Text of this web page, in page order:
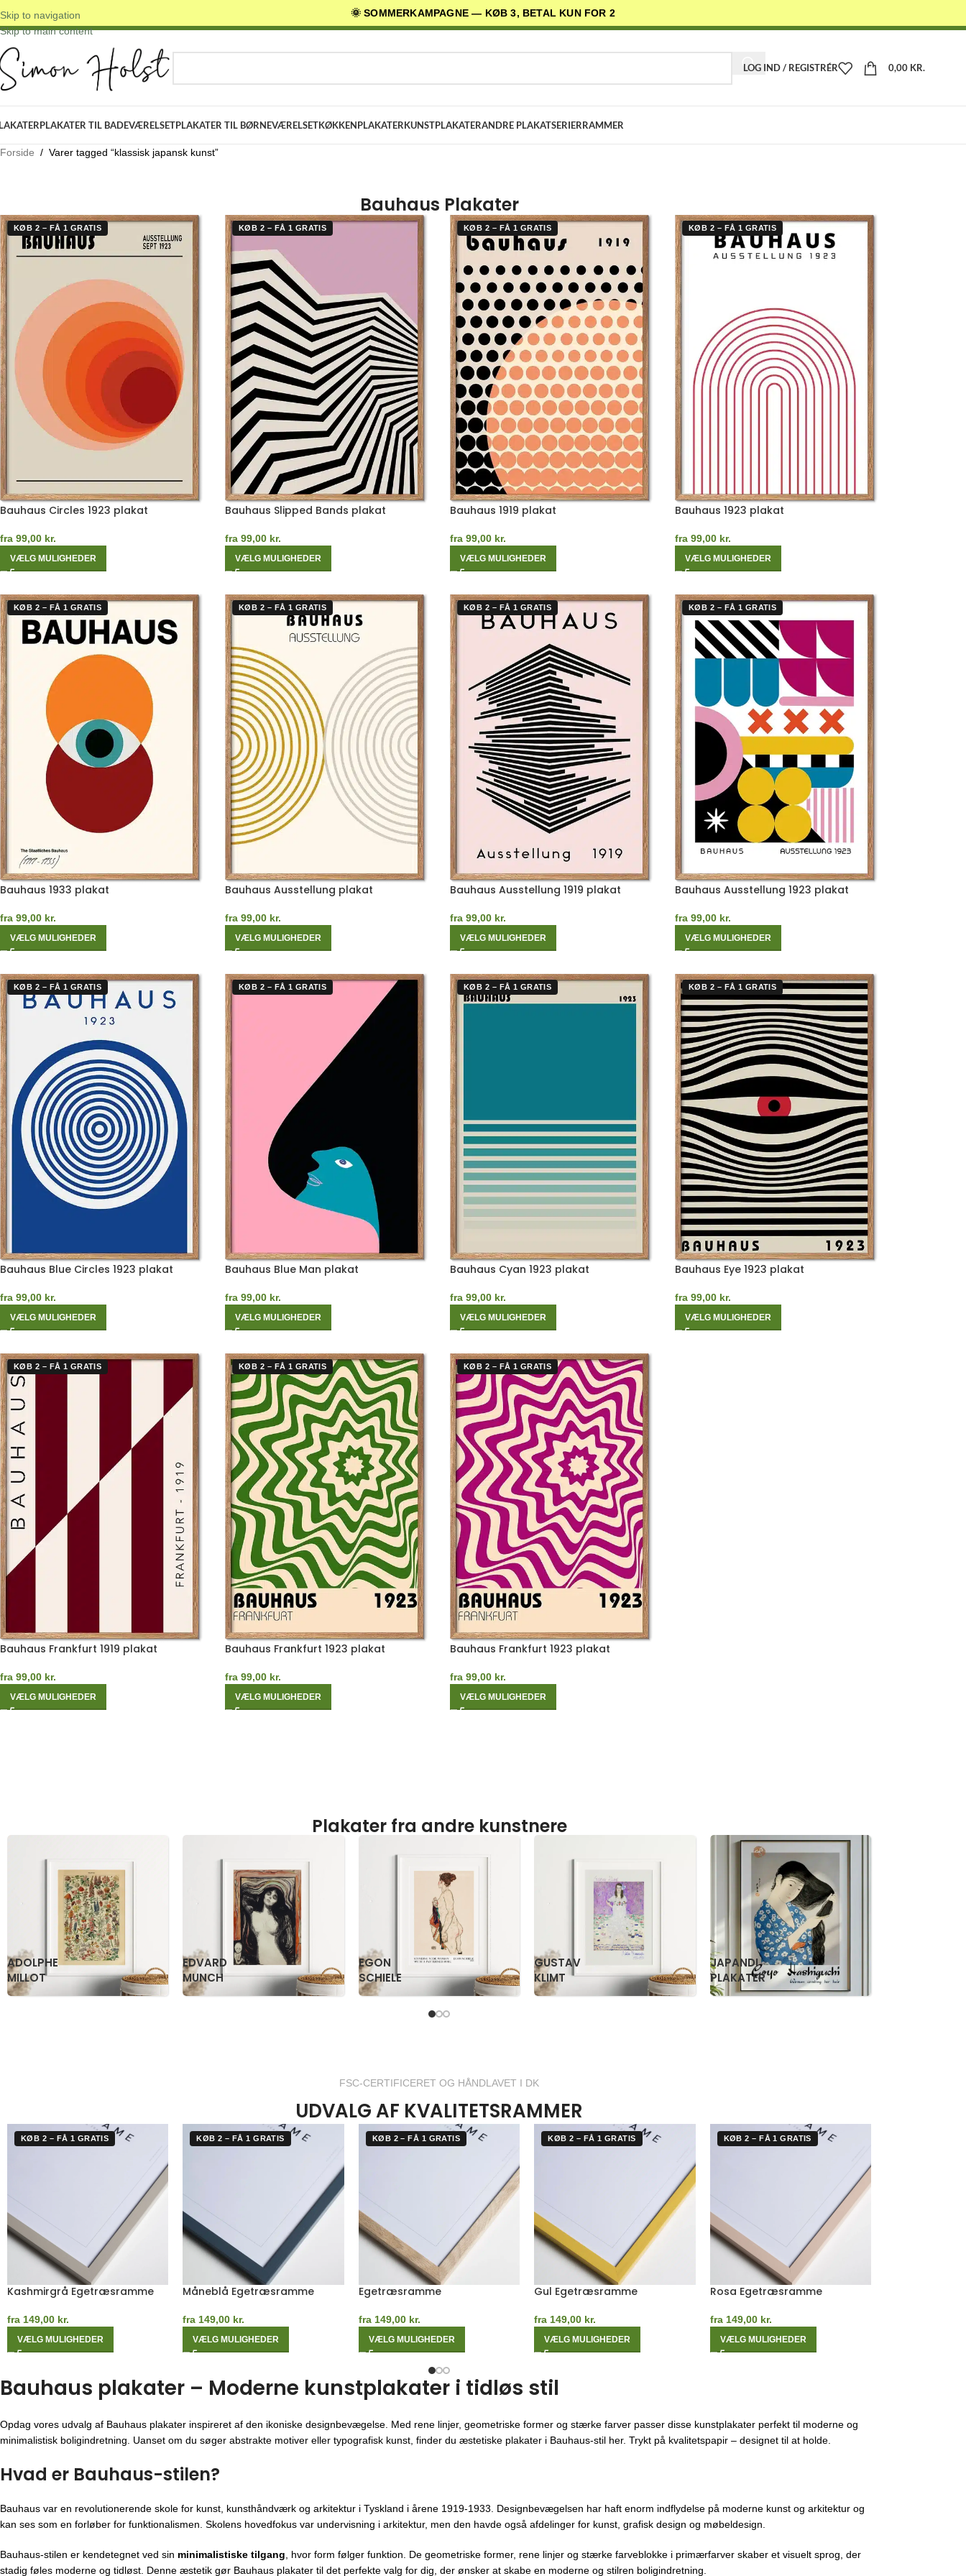
🌞 SOMMERKAMPAGNE — KØB 3, BETAL KUN FOR 2
Skip to navigation
Skip to main content
ORIGINALE DESIGNS ✓ 3-5 DAGES LEVERING ✓ 30 DAGES RETURRET ★ 4,5/5 PÅ TRUSTPILOT
LOG IND / REGISTRÉR 0,00 KR.
PLAKATER TIL BADEVÆRELSETPLAKATER TIL BØRNEVÆRELSETKØKKENPLAKATERKUNSTPLAKATERANDRE PLAKATSERIERRAMMER
Forside / Varer tagged “klassisk japansk kunst”
Bauhaus Plakater
KØB 2 – FÅ 1 GRATIS
Bauhaus Circles 1923 plakat
fra 99,00 kr.
VÆLG MULIGHEDER
KØB 2 – FÅ 1 GRATIS
Bauhaus Slipped Bands plakat
fra 99,00 kr.
VÆLG MULIGHEDER
KØB 2 – FÅ 1 GRATIS
Bauhaus 1919 plakat
fra 99,00 kr.
VÆLG MULIGHEDER
KØB 2 – FÅ 1 GRATIS
Bauhaus 1923 plakat
fra 99,00 kr.
VÆLG MULIGHEDER
KØB 2 – FÅ 1 GRATIS
Bauhaus 1933 plakat
fra 99,00 kr.
VÆLG MULIGHEDER
KØB 2 – FÅ 1 GRATIS
Bauhaus Ausstellung plakat
fra 99,00 kr.
VÆLG MULIGHEDER
KØB 2 – FÅ 1 GRATIS
Bauhaus Ausstellung 1919 plakat
fra 99,00 kr.
VÆLG MULIGHEDER
KØB 2 – FÅ 1 GRATIS
Bauhaus Ausstellung 1923 plakat
fra 99,00 kr.
VÆLG MULIGHEDER
KØB 2 – FÅ 1 GRATIS
Bauhaus Blue Circles 1923 plakat
fra 99,00 kr.
VÆLG MULIGHEDER
KØB 2 – FÅ 1 GRATIS
Bauhaus Blue Man plakat
fra 99,00 kr.
VÆLG MULIGHEDER
KØB 2 – FÅ 1 GRATIS
Bauhaus Cyan 1923 plakat
fra 99,00 kr.
VÆLG MULIGHEDER
KØB 2 – FÅ 1 GRATIS
Bauhaus Eye 1923 plakat
fra 99,00 kr.
VÆLG MULIGHEDER
KØB 2 – FÅ 1 GRATIS
Bauhaus Frankfurt 1919 plakat
fra 99,00 kr.
VÆLG MULIGHEDER
KØB 2 – FÅ 1 GRATIS
Bauhaus Frankfurt 1923 plakat
fra 99,00 kr.
VÆLG MULIGHEDER
KØB 2 – FÅ 1 GRATIS
Bauhaus Frankfurt 1923 plakat
fra 99,00 kr.
VÆLG MULIGHEDER
Plakater fra andre kunstnere
KATSUSHIKA
HOKUSAI
OGAWA
KAZUMASA
PAUL
KLEE
PS
KRØYER
RETRO
PLAKATER
FSC-CERTIFICERET OG HÅNDLAVET I DK
UDVALG AF KVALITETSRAMMER
KØB 2 – FÅ 1 GRATIS
Blå Egetræsramme
fra 149,00 kr.
VÆLG MULIGHEDER
KØB 2 – FÅ 1 GRATIS
Orange Egetræsramme
fra149,00 kr.
VÆLG MULIGHEDER
KØB 2 – FÅ 1 GRATIS
Grøn Egetræsramme
fra 149,00 kr.
VÆLG MULIGHEDER
KØB 2 – FÅ 1 GRATIS
Hvid Egetræsramme
fra149,00 kr.
VÆLG MULIGHEDER
KØB 2 – FÅ 1 GRATIS
Mørk Egetræsramme
fra 149,00 kr.
VÆLG MULIGHEDER
Bauhaus plakater – Moderne kunstplakater i tidløs stil
Opdag vores udvalg af Bauhaus plakater inspireret af den ikoniske designbevægelse. Med rene linjer, geometriske former og stærke farver passer disse kunstplakater perfekt til moderne og
minimalistisk boligindretning. Uanset om du søger abstrakte motiver eller typografisk kunst, finder du æstetiske plakater i Bauhaus-stil her. Trykt på kvalitetspapir – designet til at holde.
Hvad er Bauhaus-stilen?
Bauhaus var en revolutionerende skole for kunst, kunsthåndværk og arkitektur i Tyskland i årene 1919-1933. Designbevægelsen har haft enorm indflydelse på moderne kunst og arkitektur og
kan ses som en forløber for funktionalismen. Skolens hovedfokus var undervisning i arkitektur, men den havde også afdelinger for kunst, grafisk design og møbeldesign.
Bauhaus-stilen er kendetegnet ved sin minimalistiske tilgang, hvor form følger funktion. De geometriske former, rene linjer og stærke farveblokke i primærfarver skaber et visuelt sprog, der
stadig føles moderne og tidløst. Denne æstetik gør Bauhaus plakater til det perfekte valg for dig, der ønsker at skabe en moderne og stilren boligindretning.